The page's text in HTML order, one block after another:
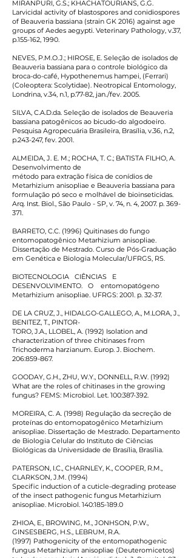
MIRANPURI, G.S.; KHACHATOURIANS, G.G.
Larvicidal activity of blastospores and conidiospores
of Beauveria bassiana (strain GK 2016) against age
groups of Aedes aegypti. Veterinary Pathology, v.37,
p.155-162, 1990.
NEVES, P.M.O.J.; HIROSE, E. Seleção de isolados de
Beauveria bassiana para o controle biológico da
broca-do-café, Hypothenemus hampei, (Ferrari)
(Coleoptera: Scolytidae). Neotropical Entomology,
Londrina, v.34, n.1, p.77-82, jan./fev. 2005.
SILVA, C.A.D.da. Seleção de isolados de Beauveria
bassiana patogênicos ao bicudo-do algodoeiro.
Pesquisa Agropecuária Brasileira, Brasília, v.36, n.2,
p.243-247, fev. 2001.
ALMEIDA, J. E. M.; ROCHA, T. C.; BATISTA FILHO, A.
Desenvolvimento de
método para extração física de conídios de
Metarhizium anisopliae e Beauveria bassiana para
formulação pó seco e molhável de bioinseticidas.
Arq. Inst. Biol., São Paulo - SP, v. 74, n. 4, 2007. p. 369-
371.
BARRETO, C.C. (1996) Quitinases do fungo
entomopatogênico Metarhizium anisopliae.
Dissertação de Mestrado. Curso de Pós-Graduação
em Genética e Biologia Molecular/UFRGS, RS.
BIOTECNOLOGIA CIÊNCIAS E
DESENVOLVIMENTO. O entomopatógeno
Metarhizium anisopliae. UFRGS: 2001. p. 32-37.
DE LA CRUZ, J., HIDALGO-GALLEGO, A., M.LORA, J.,
BENITEZ, T., PINTOR-
TORO, J.A., LLOBEL, A. (1992) Isolation and
characterization of three chitinases from
Trichoderma harzianum. Europ. J. Biochem.
206:859-867.
GOODAY, G.H., ZHU, W.Y., DONNELL, R.W. (1992)
What are the roles of chitinases in the growing
fungus? FEMS: Microbiol. Let. 100:387-392.
MOREIRA, C. A. (1998) Regulação da secreção de
proteínas do entomopatogênico Metarhizium
anisopliae. Dissertação de Mestrado. Departamento
de Biologia Celular do Instituto de Ciências
Biológicas da Universidade de Brasília, Brasília.
PATERSON, I.C., CHARNLEY, K., COOPER, R.M.,
CLARKSON, J.M. (1994)
Specific induction of a cuticle-degrading protease
of the insect pathogenic fungus Metarhizium
anisopliae. Microbiol. 140:185-189.0
ZHIOA, E., BROWING, M., JONHSON, P.W.,
GINSESBERG, H.S., LEBRUM, R.A.
(1997) Pathogenicity of the entomopathogenic
fungus Metarhizium anisopliae (Deuteromicetos)